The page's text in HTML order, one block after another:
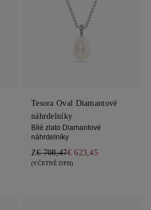
Tesora Oval Diamantové
náhrdelníky
Bílé zlato Diamantové
náhrdelníky
Z€ 708,47€ 623,45
(VČETNĚ DPH)